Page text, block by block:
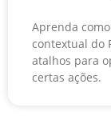
Aprenda
contextual do
atalhos para
certas ações.